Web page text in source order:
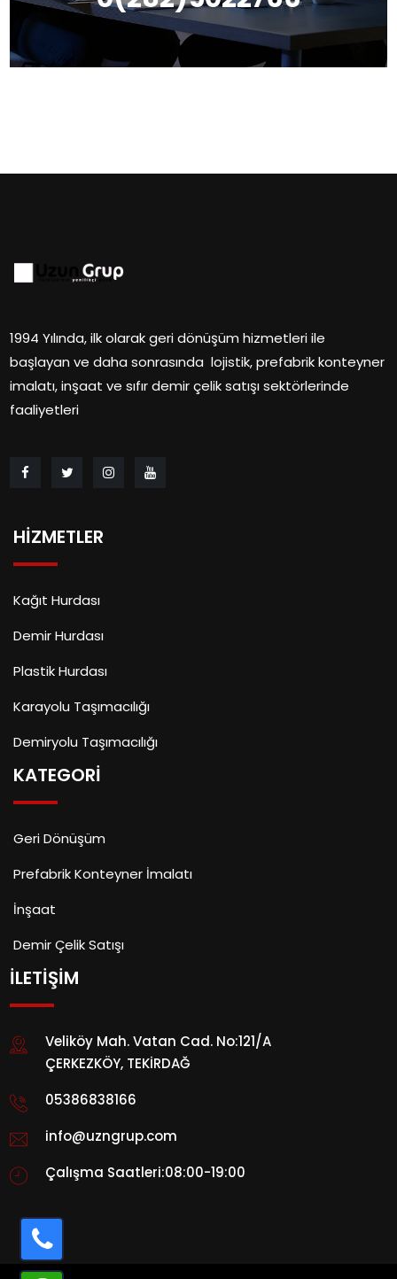
1994 Yılında, ilk olarak geri dönüşüm hizmetleri ile
başlayan ve daha sonrasında lojistik, prefabrik konteyner
imalatı, inşaat ve sıfır demir çelik satışı sektörlerinde
faaliyetleri
HIZMETLER
Kağıt Hurdası
Demir Hurdası
Plastik Hurdası
Karayolu Taşımacılığı
Demiryolu Taşımacılığı
KATEGORI
Geri Dönüşüm
Prefabrik Konteyner İmalatı
İnşaat
Demir Çelik Satışı
İLETIŞIM
Veliköy Mah. Vatan Cad. No:121/A
ÇERKEZKÖY, TEKİRDAĞ
05386838166
info@uzngrup.com
Çalışma Saatleri:08:00-19:00